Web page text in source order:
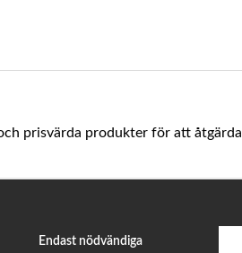
prisvärda produkter för att åtgärda
Endast nödvändiga